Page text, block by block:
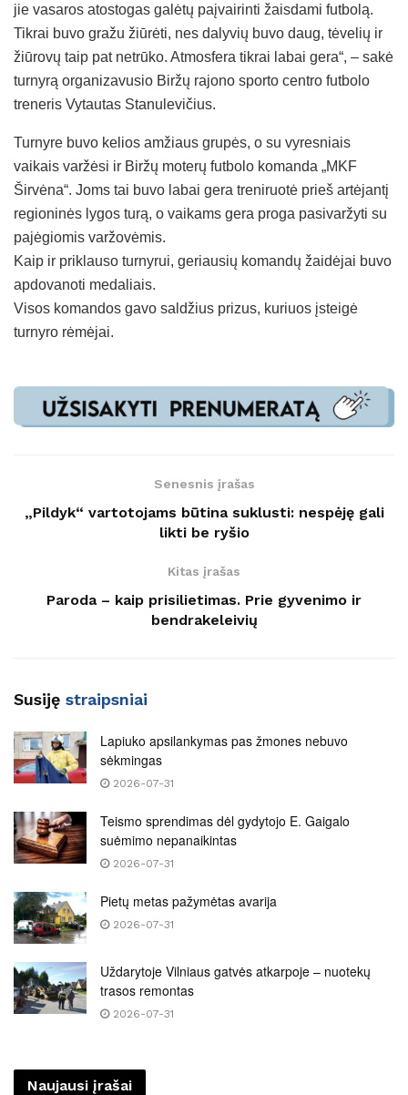
jie vasaros atostogas galėtų paįvairinti žaisdami futbolą.
Tikrai buvo gražu žiūrėti, nes dalyvių buvo daug, tėvelių ir
žiūrovų taip pat netrūko. Atmosfera tikrai labai gera“, – sakė
turnyrą organizavusio Biržų rajono sporto centro futbolo
treneris Vytautas Stanulevičius.
Turnyre buvo kelios amžiaus grupės, o su vyresniais
vaikais varžėsi ir Biržų moterų futbolo komanda „MKF
Širvėna“. Joms tai buvo labai gera treniruotė prieš artėjantį
regioninės lygos turą, o vaikams gera proga pasivaržyti su
pajėgiomis varžovėmis.
Kaip ir priklauso turnyrui, geriausių komandų žaidėjai buvo
apdovanoti medaliais.
Visos komandos gavo saldžius prizus, kuriuos įsteigė
turnyro rėmėjai.
Senesnis įrašas
„Pildyk“ vartotojams būtina suklusti: nespėję gali
likti be ryšio
Kitas įrašas
Paroda – kaip prisilietimas. Prie gyvenimo ir
bendrakeleivių
Susiję straipsniai
Lapiuko apsilankymas pas žmones nebuvo
sėkmingas
2026-07-31
Teismo sprendimas dėl gydytojo E. Gaigalo
suėmimo nepanaikintas
2026-07-31
Pietų metas pažymėtas avarija
2026-07-31
Uždarytoje Vilniaus gatvės atkarpoje – nuotekų
trasos remontas
2026-07-31
Naujausi įrašai